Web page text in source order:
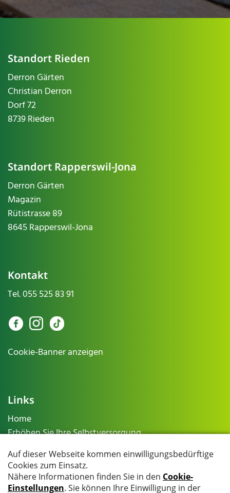
Standort Rieden
Derron Gärten
Christian Derron
Dorf 72
8739 Rieden
Standort Rapperswil-Jona
Derron Gärten
Magazin
Rütistrasse 89
8645 Rapperswil-Jona
Kontakt
Tel.055 525 83 91
Cookie-Banner anzeigen
Links
Home
Erhöhen Sie Ihre Selbstversorgung
Dienstleistungen
Aktuelles
Galerie
Essbare Wildpflanzen